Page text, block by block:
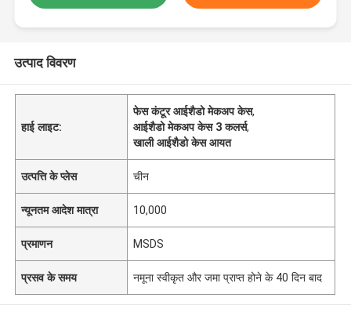
उत्पाद विवरण
हाई लाइट:
फेस कंटूर आईशैडो मेकअप केस,
आईशैडो मेकअप केस 3 कलर्स,
खाली आईशैडो केस आयत
उत्पत्ति के प्लेस चीन
न्यूनतम आदेश मात्रा 10,000
प्रमाणन MSDS
प्रसव के समय नमूना स्वीकृत और जमा प्राप्त होने के 40 दिन बाद